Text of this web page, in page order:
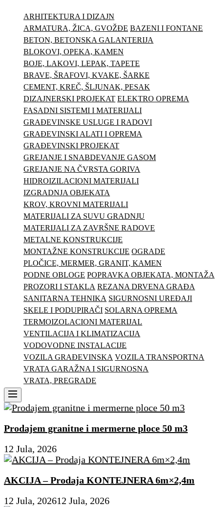
ARHITEKTURA I DIZAJN
ARMATURA, ŽICA, GVOŽĐE BAZENI I FONTANE
BETON, BETONSKA GALANTERIJA
BLOKOVI, OPEKA, KAMEN
BOJE, LAKOVI, LEPAK, TAPETE
BRAVE, ŠRAFOVI, KVAKE, ŠARKE
CEMENT, KREČ, ŠLJUNAK, PESAK
DIZAJNERSKI PROJEKAT ELEKTRO OPREMA
FASADNI SISTEMI I MATERIJALI
GRAĐEVINSKE USLUGE I RADOVI
GRAĐEVINSKI ALATI I OPREMA
GRAĐEVINSKI PROJEKAT
GREJANJE I SNABDEVANJE GASOM
GREJANJE NA ČVRSTA GORIVA
HIDROIZILACIONI MATERIJALI
IZGRADNJA OBJEKATA
KROV, KROVNI MATERIJALI
MATERIJALI ZA SUVU GRADNJU
MATERIJALI ZA ZAVRŠNE RADOVE
METALNE KONSTRUKCIJE
MONTAŽNE KONSTRUKCIJE OGRADE
PLOČICE, MERMER, GRANIT, KAMEN
PODNE OBLOGE POPRAVKA OBJEKATA, MONTAŽA
PROZORI I STAKLA REZANA DRVENA GRAĐA
SANITARNA TEHNIKA SIGURNOSNI UREĐAJI
SKELE I PODUPIRAČI SOLARNA OPREMA
TERMOIZOLACIONI MATERIJAL
VENTILACIJA I KLIMATIZACIJA
VODOVODNE INSTALACIJE
VOZILA GRAĐEVINSKA VOZILA TRANSPORTNA
VRATA GARAŽNA I SIGURNOSNA
VRATA, PREGRADE
Menu
Prodajem granitne i mermerne ploce 50 m3
12 Jula, 2026
AKCIJA – Prodaja KONTEJNERA 6m×2,4m
12 Jula, 202612 Jula, 2026